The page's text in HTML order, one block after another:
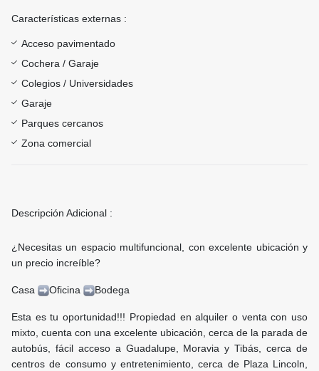
Características externas :
Acceso pavimentado
Cochera / Garaje
Colegios / Universidades
Garaje
Parques cercanos
Zona comercial
Descripción Adicional :
¿Necesitas un espacio multifuncional, con excelente ubicación y
un precio increíble?
Casa Oficina Bodega
Esta es tu oportunidad!!! Propiedad en alquiler o venta con uso
mixto, cuenta con una excelente ubicación, cerca de la parada de
autobús, fácil acceso a Guadalupe, Moravia y Tibás, cerca de
centros de consumo y entretenimiento, cerca de Plaza Lincoln,